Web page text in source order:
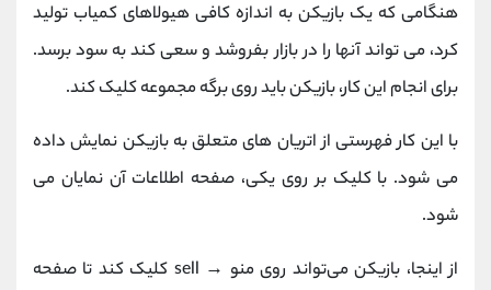
هنگامی که یک بازیکن به اندازه کافی هیولاهای کمیاب تولید
کرد، می تواند آنها را در بازار بفروشد و سعی کند به سود برسد.
برای انجام این کار، بازیکن باید روی برگه مجموعه کلیک کند.
با این کار فهرستی از اتریان های متعلق به بازیکن نمایش داده
می شود. با کلیک بر روی یکی، صفحه اطلاعات آن نمایان می
شود.
از اینجا، بازیکن می‌تواند روی منو → sell کلیک کند تا صفحه